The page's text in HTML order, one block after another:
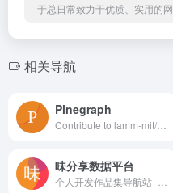
于总日常致力于优质、实用的
相关导航
Pinegraph
Contribute to lamm-mit/PDF2Audio development by creating an account on GitHub.
味分享数据平台